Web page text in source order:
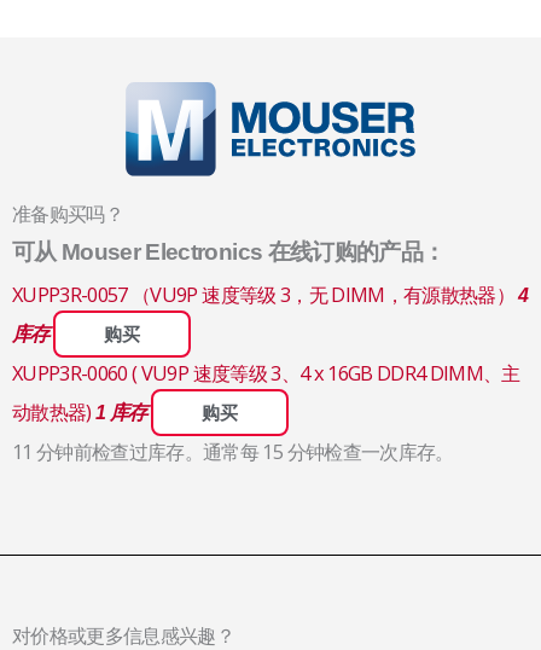
准备购买吗？
可从 Mouser Electronics 在线订购的产品：
XUPP3R-0057 （VU9P 速度等级 3，无 DIMM，有源散热器）4
库存
购买
XUPP3R-0060 ( VU9P 速度等级 3、4 x 16GB DDR4 DIMM、主
动散热器)1 库存 购买
11 分钟前检查过库存。通常每 15 分钟检查一次库存。
对价格或更多信息感兴趣？